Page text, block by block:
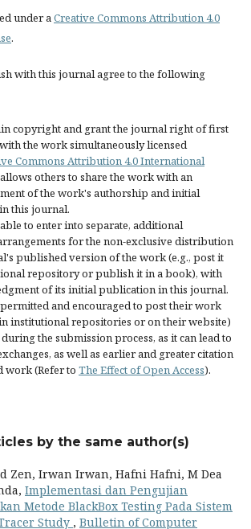
under aCreative Commons Attribution 4.0
.
with this journal agree to the following
copyright and grant the journal right of first
the work simultaneously licensed
Commons Attribution 4.0 International
others to share the work with an
of the work's authorship and initial
this journal.
to enter into separate, additional
for the non-exclusive distribution
published version of the work (e.g., post it
repository or publish it in a book), with
of its initial publication in this journal.
and encouraged to post their work
institutional repositories or on their website)
the submission process, as it can lead to
as well as earlier and greater citation
work (Refer to The Effect of Open Access).
by the same author(s)
Zen, Irwan Irwan, Hafni Hafni, M Dea
Implementasi dan Pengujian
Metode BlackBox Testing Pada Sistem
Study , Bulletin of Computer